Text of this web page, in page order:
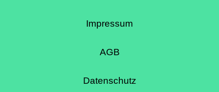
Impressum
AGB
Datenschutz